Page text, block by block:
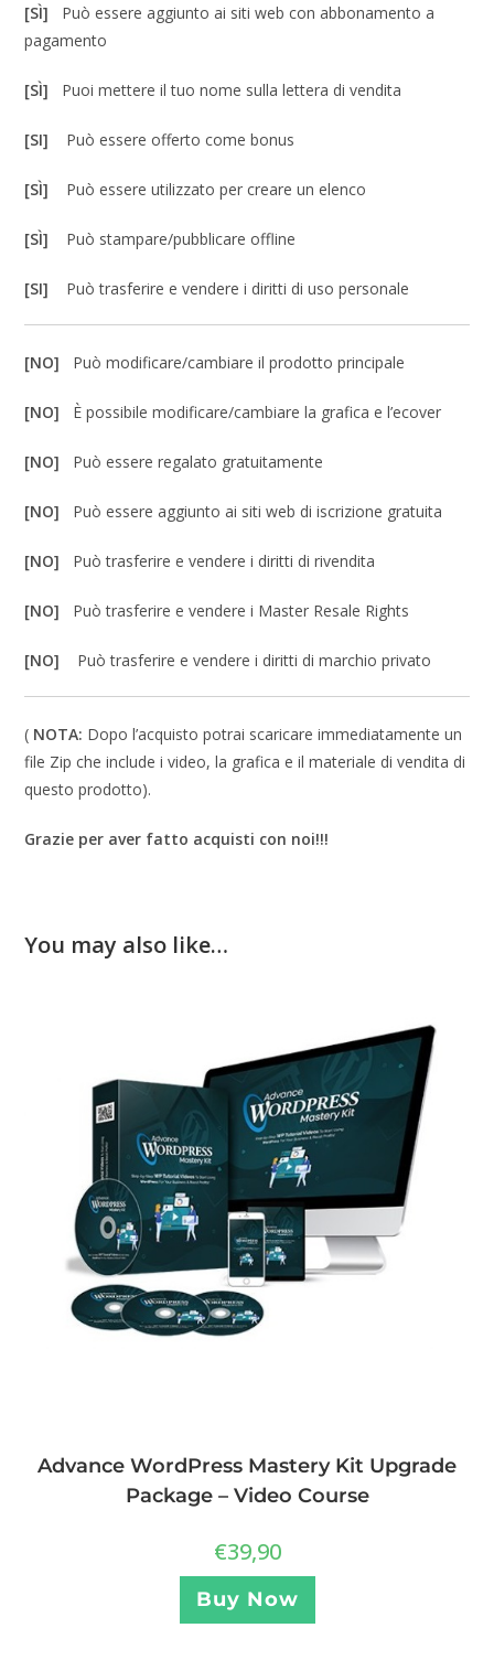
[SÌ] Può essere aggiunto ai siti web con abbonamento a
pagamento
[SÌ] Puoi mettere il tuo nome sulla lettera di vendita
[SI] Può essere offerto come bonus
[SÌ] Può essere utilizzato per creare un elenco
[SÌ] Può stampare/pubblicare offline
[SI] Può trasferire e vendere i diritti di uso personale
[NO] Può modificare/cambiare il prodotto principale
[NO] È possibile modificare/cambiare la grafica e l’ecover
[NO] Può essere regalato gratuitamente
[NO] Può essere aggiunto ai siti web di iscrizione gratuita
[NO] Può trasferire e vendere i diritti di rivendita
[NO] Può trasferire e vendere i Master Resale Rights
[NO] Può trasferire e vendere i diritti di marchio privato
( NOTA: Dopo l’acquisto potrai scaricare immediatamente un
file Zip che include i video, la grafica e il materiale di vendita di
questo prodotto).
Grazie per aver fatto acquisti con noi!!!
You may also like…
Advance WordPress Mastery Kit Upgrade
Package – Video Course
€39,90
Buy Now